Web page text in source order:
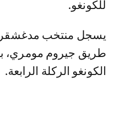
للكونغو.
يسجل منتخب مدغشقر
طريق جيروم مومري،
الكونغو الركلة الرابعة.